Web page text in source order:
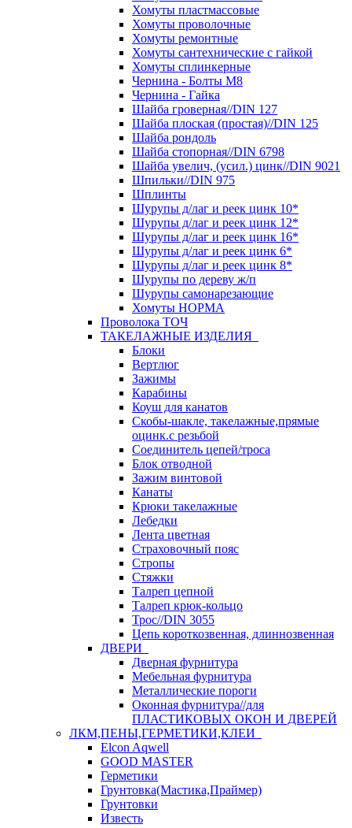
Хомуты пластмассовые
Хомуты проволочные
Хомуты ремонтные
Хомуты сантехнические с гайкой
Хомуты сплинкерные
Чернина - Болты М8
Чернина - Гайка
Шайба гроверная//DIN 127
Шайба плоская (простая)//DIN 125
Шайба рондоль
Шайба стопорная//DIN 6798
Шайба увелич, (усил.) цинк//DIN 9021
Шпильки//DIN 975
Шплинты
Шурупы д/лаг и реек цинк 10*
Шурупы д/лаг и реек цинк 12*
Шурупы д/лаг и реек цинк 16*
Шурупы д/лаг и реек цинк 6*
Шурупы д/лаг и реек цинк 8*
Шурупы по дереву ж/п
Шурупы самонарезающие
Хомуты НОРМА
Проволока ТОЧ
ТАКЕЛАЖНЫЕ ИЗДЕЛИЯ
Блоки
Вертлюг
Зажимы
Карабины
Коуш для канатов
Скобы-шакле, такелажные,прямые
оцинк.с резьбой
Соединитель цепей/троса
Блок отводной
Зажим винтовой
Канаты
Крюки такелажные
Лебедки
Лента цветная
Страховочный пояс
Стропы
Стяжки
Талреп цепной
Талреп крюк-кольцо
Трос//DIN 3055
Цепь короткозвенная, длиннозвенная
ДВЕРИ
Дверная фурнитура
Мебельная фурнитура
Металлические пороги
Оконная фурнитура//для
ПЛАСТИКОВЫХ ОКОН И ДВЕРЕЙ
ЛКМ,ПЕНЫ,ГЕРМЕТИКИ,КЛЕИ
Elcon Aqwell
GOOD MASTER
Герметики
Грунтовка(Мастика,Праймер)
Грунтовки
Известь